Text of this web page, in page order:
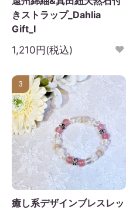
きストラップ_Dahlia
Gift_I
1,210円(税込)
3
癒し系デザインブレスレッ